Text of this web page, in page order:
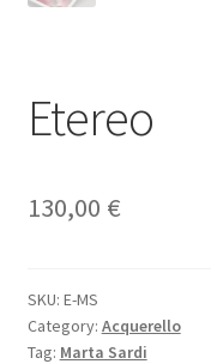
Etereo
130,00 €
SKU: E-MS
Category: Acquerello
Tag: Marta Sardi